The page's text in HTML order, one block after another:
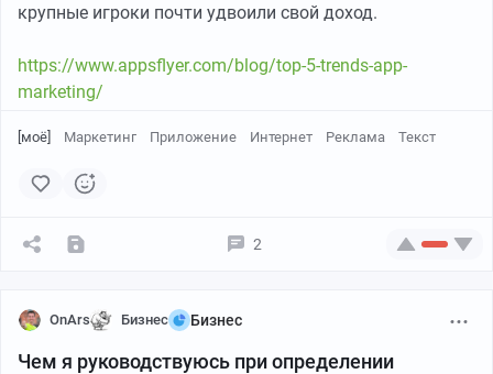
крупные игроки почти удвоили свой доход.
https://www.appsflyer.com/blog/top-5-trends-app-
marketing/
[моё] Маркетинг Приложение Интернет Реклама Текст
2
OnArs Бизнес Бизнес
Чем я руководствуюсь при определении